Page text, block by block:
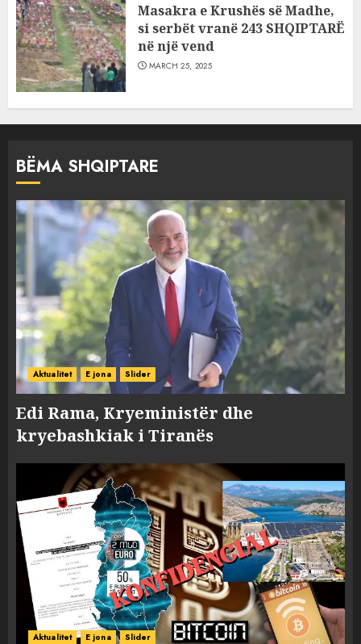
Masakra e Krushës së Madhe,
si serbët vranë 243 SHQIPTARË
në një vend
MARCH 25, 2025
BËMA SHQIPTARE
Aktualitet E jona Slider
Edi Rama, Kryeministër dhe
kryebashkiak i Tiranës
Aktualitet E jona Slider